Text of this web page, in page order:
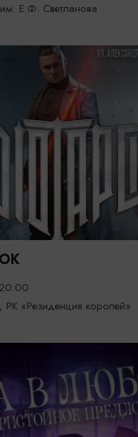
Е.Ф. Светланова
РК «Резиденция королей»